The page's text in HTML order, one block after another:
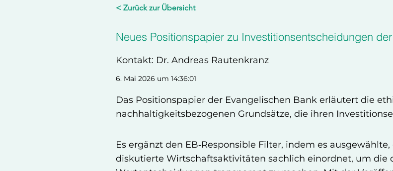
< Zurück zur Übersicht
Neues Positionspapier zu Investitionsentscheidungen
Kontakt: Dr. Andreas Rautenkranz
6. Mai 2026 um 14:36:01
Das Positionspapier der Evangelischen Bank erläutert die
nachhaltigkeitsbezogenen Grundsätze, die ihren
Es ergänzt den EB‑Responsible Filter, indem es
diskutierte Wirtschaftsaktivitäten sachlich einordnet, um die